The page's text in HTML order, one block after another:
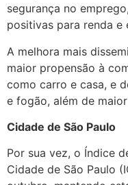
segurança no
positivas para renda e
A melhora mais
maior propensão à
como carro e casa, e
e fogão, além de
Cidade de São Paulo
Por sua vez, o Índice
Cidade de São Paulo